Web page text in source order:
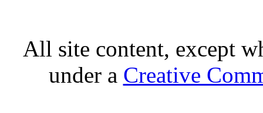
All site content, except
under a Creative